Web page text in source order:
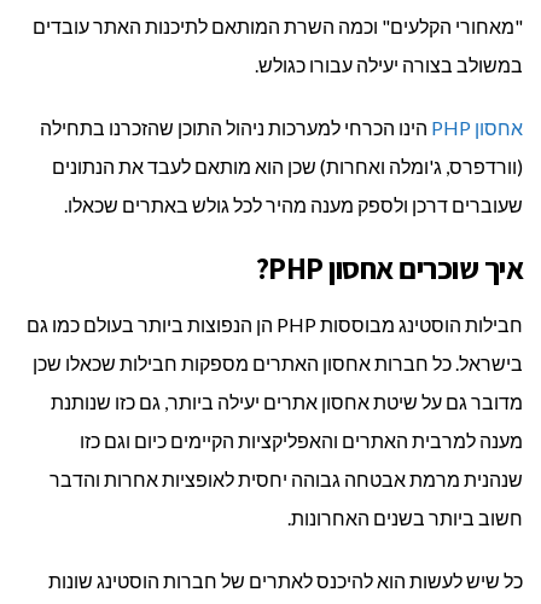
"מאחורי הקלעים" וכמה השרת המותאם לתיכנות האתר עובדים
במשולב בצורה יעילה עבורו כגולש.
אחסון PHP
הינו הכרחי למערכות ניהול התוכן שהזכרנו בתחילה
(וורדפרס, ג'ומלה ואחרות) שכן הוא מותאם לעבד את הנתונים
שעוברים דרכן ולספק מענה מהיר לכל גולש באתרים שכאלו.
איך שוכרים אחסון PHP?
חבילות הוסטינג מבוססות PHP הן הנפוצות ביותר בעולם כמו גם
בישראל. כל חברות אחסון האתרים מספקות חבילות שכאלו שכן
מדובר גם על שיטת אחסון אתרים יעילה ביותר, גם כזו שנותנת
מענה למרבית האתרים והאפליקציות הקיימים כיום וגם כזו
שנהנית מרמת אבטחה גבוהה יחסית לאופציות אחרות והדבר
חשוב ביותר בשנים האחרונות.
כל שיש לעשות הוא להיכנס לאתרים של חברות הוסטינג שונות